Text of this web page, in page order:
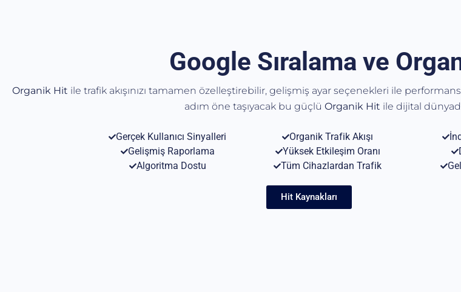
Google Sıralama ve
Organik Hit ile trafik akışınızı tamamen özelleştirebilir, gelişmiş ayar seçenekleri ile
adım öne taşıyacak bu güçlü Organik Hit ile dijital
Gerçek Kullanıcı Sinyalleri Organik Trafik Akışı
Gelişmiş Raporlama
Yüksek Etkileşim Oranı
Algoritma Dostu
Tüm Cihazlardan Trafik
Hit Kaynakları